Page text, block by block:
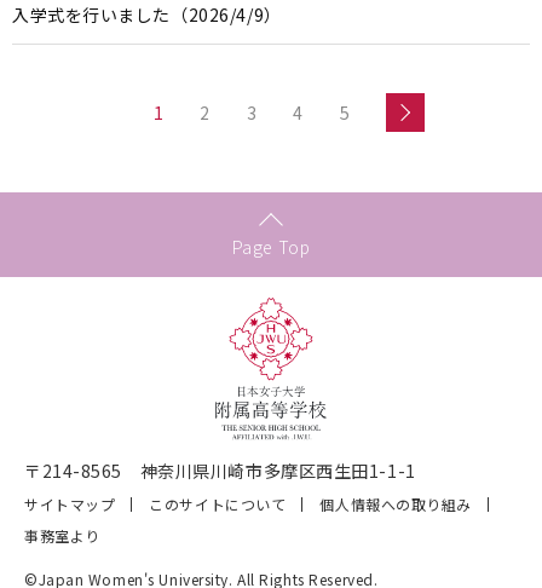
入学式を行いました（2026/4/9）
1 2 3 4 5
Page Top
〒214-8565 神奈川県川崎市多摩区西生田1-1-1
サイトマップ このサイトについて
個人情報への取り組み
事務室より
©Japan Women's University. All Rights Reserved.